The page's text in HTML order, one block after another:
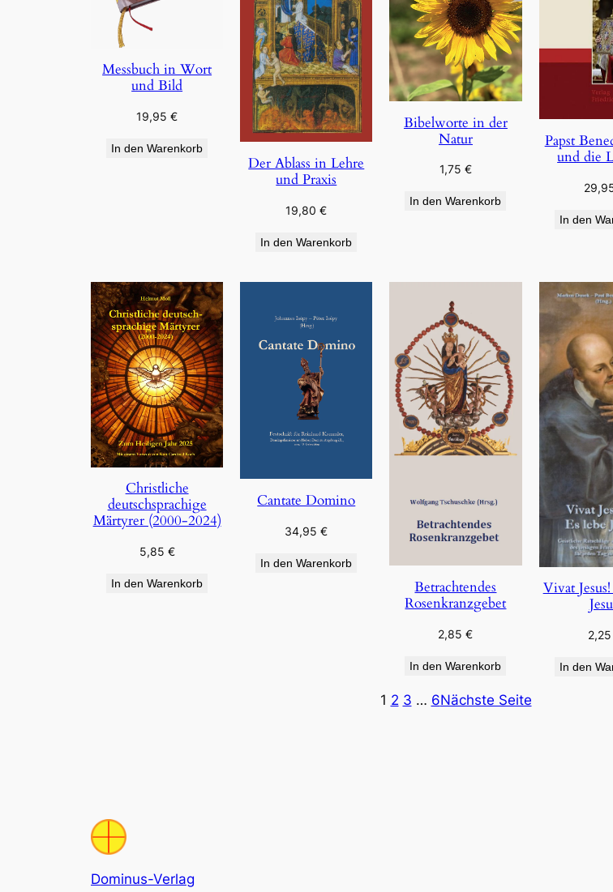
Messbuch in Wort
und Bild
19,95€
In den Warenkorb
Der Ablass in Lehre
und Praxis
19,80€
In den Warenkorb
Bibelworte in der
Natur
1,75 €
In den Warenkorb
Papst
und die
In den
Christliche
deutschsprachige
Märtyrer (2000-2024)
5,85 €
In den Warenkorb
Cantate Domino
34,95€
In den Warenkorb
Betrachtendes
Rosenkranzgebet
2,85€
In den Warenkorb
Vivat
In den
1 2 3 … 6Nächste Seite
Dominus-Verlag